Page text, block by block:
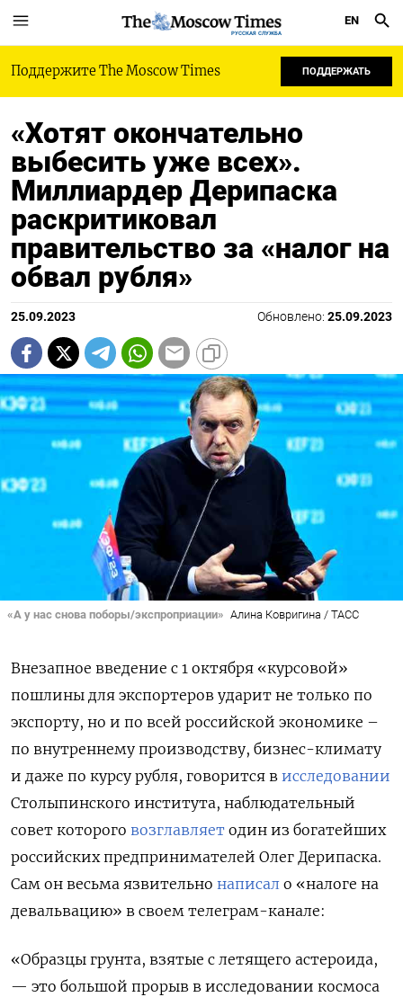
РУССКАЯ СЛУЖБА
EN
Поддержите The Moscow Times ПОДДЕРЖАТЬ
«Хотят окончательно
выбесить уже всех».
Миллиардер Дерипаска
раскритиковал
правительство за «налог на
обвал рубля»
25.09.2023 Обновлено: 25.09.2023
«А у нас снова поборы/экспроприации» Алина Ковригина / ТАСС
Внезапное введение с 1 октября «курсовой»
пошлины для экспортеров ударит не только по
экспорту, но и по всей российской экономике –
по внутреннему производству, бизнес-климату
и даже по курсу рубля, говорится в исследовании
Столыпинского института, наблюдательный
совет которого возглавляет один из богатейших
российских предпринимателей Олег Дерипаска.
Сам он весьма язвительно написал о «налоге на
девальвацию» в своем телеграм-канале:
«Образцы грунта, взятые с летящего астероида,
— это большой прорыв в исследовании космоса